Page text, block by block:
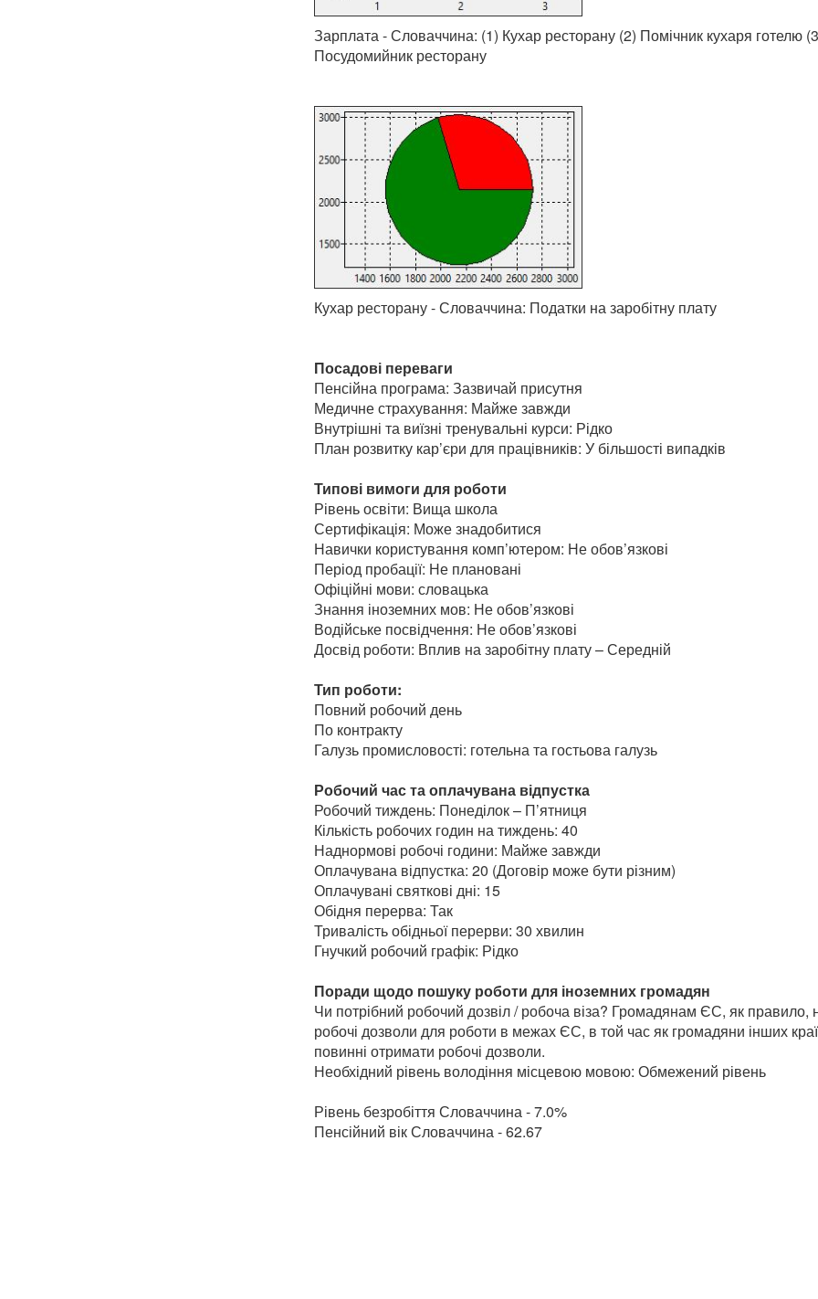
Зарплата - Словаччина: (1) Кухар ресторану (2) Помічник кухаря готелю
Посудомийник ресторану
Кухар ресторану - Словаччина: Податки на заробітну плату
Посадові переваги
Пенсійна програма: Зазвичай присутня
Медичне страхування: Майже завжди
Внутрішні та виїзні тренувальні курси: Рідко
План розвитку кар’єри для працівників: У більшості випадків
Типові вимоги для роботи
Рівень освіти: Вища школа
Сертифікація: Може знадобитися
Навички користування комп’ютером: Не обов’язкові
Період пробації: Не плановані
Офіційні мови: словацька
Знання іноземних мов: Не обов’язкові
Водійське посвідчення: Не обов’язкові
Досвід роботи: Вплив на заробітну плату – Середній
Тип роботи:
Повний робочий день
По контракту
Галузь промисловості: готельна та гостьова галузь
Робочий час та оплачувана відпустка
Робочий тиждень: Понеділок – П’ятниця
Кількість робочих годин на тиждень: 40
Наднормові робочі години: Майже завжди
Оплачувана відпустка: 20 (Договір може бути різним)
Оплачувані святкові дні: 15
Обідня перерва: Так
Тривалість обідньої перерви: 30 хвилин
Гнучкий робочий графік: Рідко
Поради щодо пошуку роботи для іноземних громадян
Чи потрібний робочий дозвіл / робоча віза? Громадянам ЄС, як правило,
робочі дозволи для роботи в межах ЄС, в той час як громадяни інших
повинні отримати робочі дозволи.
Необхідний рівень володіння місцевою мовою: Обмежений рівень
Рівень безробіття Словаччина - 7.0%
Пенсійний вік Словаччина - 62.67